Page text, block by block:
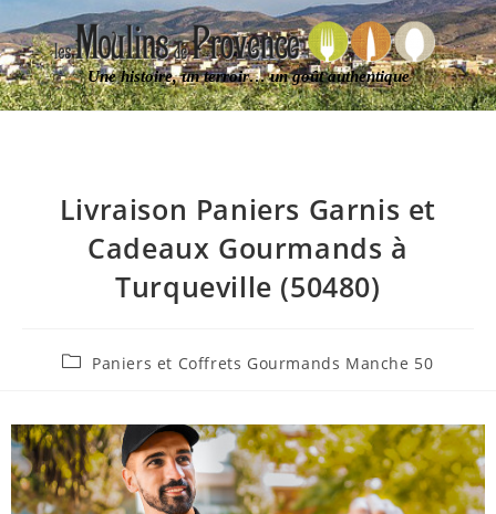
Une histoire, un terroir… un goût authentique
Livraison Paniers Garnis et
Cadeaux Gourmands à
Turqueville (50480)
Paniers et Coffrets Gourmands Manche 50